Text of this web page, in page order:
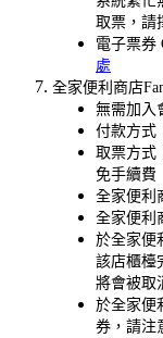
取票，請
電子票券
處
全家便利商店
無需加入
付款方式
取票方式
免手續費
全家便利
全家便利
於全家便
該店櫃檯
將會被取
於全家便
券，請注